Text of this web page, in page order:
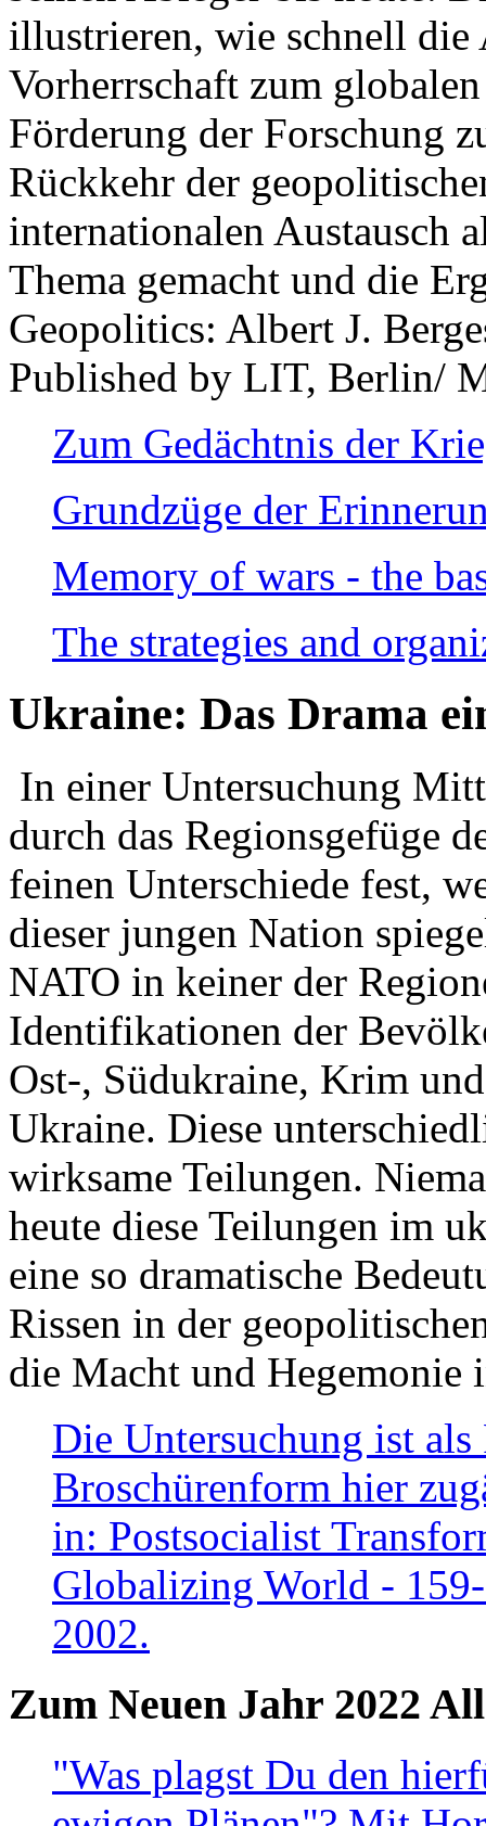
illustrieren, wie schnell die
Vorherrschaft zum
Förderung der Forschung
Rückkehr der
internationalen Austausch
Thema gemacht und die
Geopolitics: Albert J.
Published by LIT, Berlin/
Zum Gedächtnis der
Grundzüge der
Memory of wars - the
The strategies and
Ukraine: Das Drama
In einer Untersuchung
durch das Regionsgefüge
feinen Unterschiede fest,
dieser jungen Nation
NATO in keiner der
Identifikationen der
Ost-, Südukraine, Krim
Ukraine. Diese
wirksame Teilungen.
heute diese Teilungen im
eine so dramatische
Rissen in der
die Macht und Hegemonie
Die Untersuchung ist
Broschürenform hier
in: Postsocialist
Globalizing World -
2002.
Zum Neuen Jahr 2022
"Was plagst Du den